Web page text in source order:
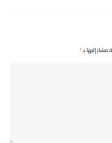
مشار إليها بـ*